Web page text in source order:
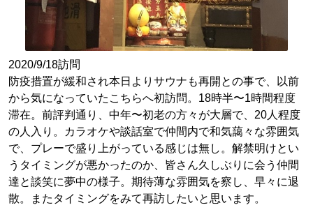
2020/9/18訪問
防疫措置が緩和され本日よりサウナも再開との事で、以前
から気になっていたこちらへ初訪問。18時半〜1時間程度
滞在。前評判通り、中年〜初老の方々が大層で、20人程度
の人入り。カラオケや談話室で仲間内で和気藹々な雰囲気
で、プレーで盛り上がっている感じは無し。解禁明けとい
うタイミングが悪かったのか、皆さん久しぶりに会う仲間
達と談笑に夢中の様子。期待薄な雰囲気を察し、早々に退
散。またタイミングをみて再訪したいと思います。